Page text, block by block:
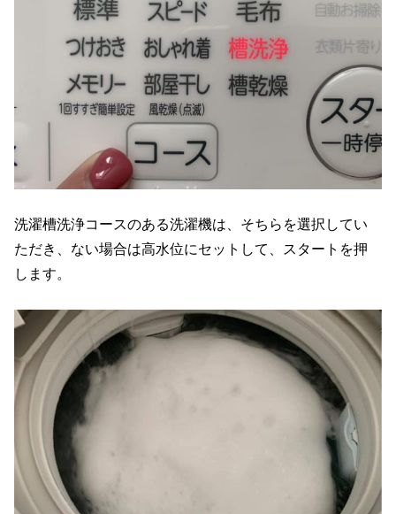
洗濯槽洗浄コースのある洗濯機は、そちらを選択してい
ただき、ない場合は高水位にセットして、スタートを押
します。